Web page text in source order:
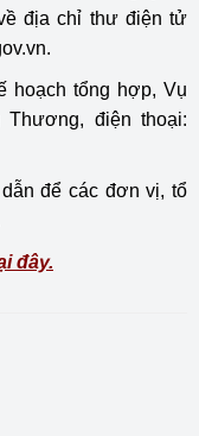
địa chỉ thư điện tử
hoạch tổng hợp, Vụ
điện thoại:
để các đơn vị, tổ
đây.